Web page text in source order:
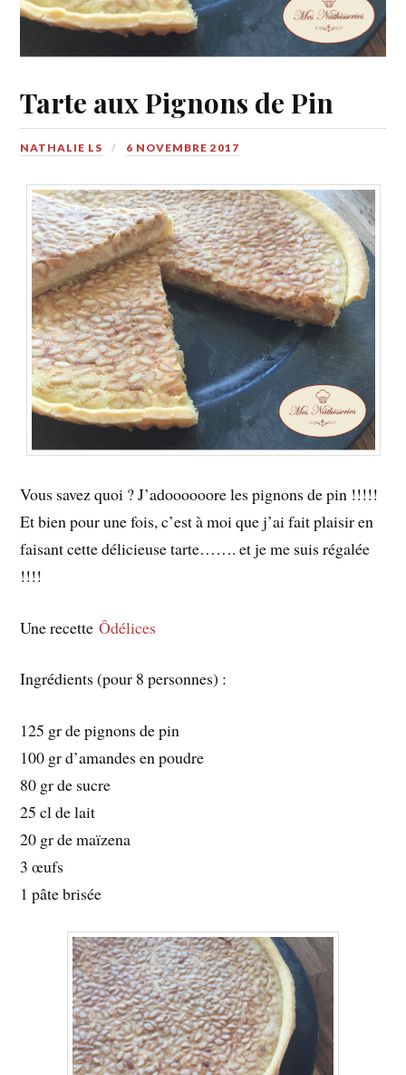
Tarte aux Pignons de Pin
NATHALIE LS 6 NOVEMBRE 2017
Vous savez quoi ? J’adoooooore les pignons de pin !!!!!
Et bien pour une fois, c’est à moi que j’ai fait plaisir en
faisant cette délicieuse tarte……. et je me suis régalée
!!!!
Une recetteÔdélices
Ingrédients (pour 8 personnes) :
125 gr de pignons de pin
100 gr d’amandes en poudre
80 gr de sucre
25 cl de lait
20 gr de maïzena
3 œufs
1 pâte brisée